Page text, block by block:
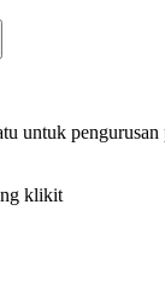
untuk pengurusan
klikit